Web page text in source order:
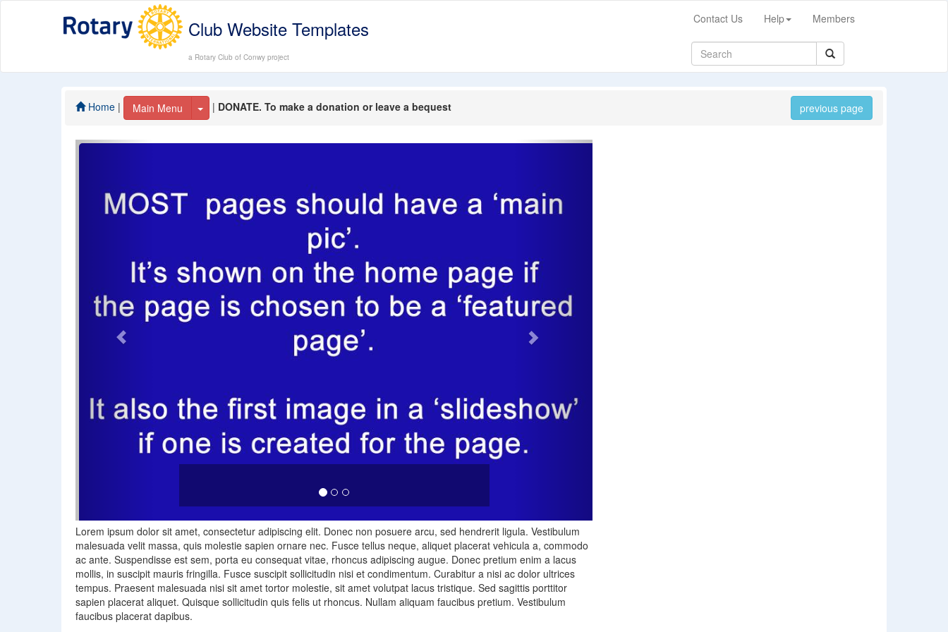
Club Website Templates
a Rotary Club of Conwy project
Contact Us Help Members
Home | Main Menu Toggle Dropdown
| DONATE. To make a donation or leave a bequest previous page
Lorem ipsum dolor sit amet, consectetur adipiscing elit. Donec non posuere arcu, sed hendrerit ligula. Vestibulum
malesuada velit massa, quis molestie sapien ornare nec. Fusce tellus neque, aliquet placerat vehicula a, commodo
ac ante. Suspendisse est sem, porta eu consequat vitae, rhoncus adipiscing augue. Donec pretium enim a lacus
mollis, in suscipit mauris fringilla. Fusce suscipit sollicitudin nisi et condimentum. Curabitur a nisi ac dolor ultrices
tempus. Praesent malesuada nisi sit amet tortor molestie, sit amet volutpat lacus tristique. Sed sagittis porttitor
sapien placerat aliquet. Quisque sollicitudin quis felis ut rhoncus. Nullam aliquam faucibus pretium. Vestibulum
faucibus placerat dapibus.